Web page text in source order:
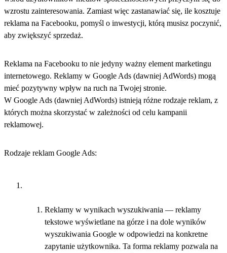
wzrostu zainteresowania. Zamiast więc zastanawiać się, ile kosztuje
reklama na Facebooku, pomyśl o inwestycji, którą musisz poczynić,
aby zwiększyć sprzedaż.
Reklama na Facebooku to nie jedyny ważny element marketingu
internetowego. Reklamy w Google Ads (dawniej AdWords) mogą
mieć pozytywny wpływ na ruch na Twojej stronie.
W Google Ads (dawniej AdWords) istnieją różne rodzaje reklam, z
których można skorzystać w zależności od celu kampanii
reklamowej.
Rodzaje reklam Google Ads:
Reklamy w wynikach wyszukiwania — reklamy
tekstowe wyświetlane na górze i na dole wyników
wyszukiwania Google w odpowiedzi na konkretne
zapytanie użytkownika. Ta forma reklamy pozwala na